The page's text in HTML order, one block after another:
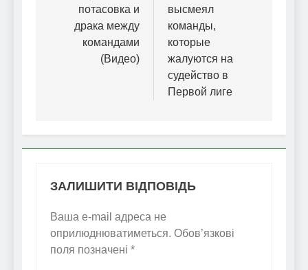
потасовка и
драка между
командами
(Видео)
высмеял
команды,
которые
жалуются на
судейство в
Первой лиге
ЗАЛИШИТИ ВІДПОВІДЬ
Ваша e-mail адреса не
оприлюднюватиметься. Обов’язкові
поля позначені *